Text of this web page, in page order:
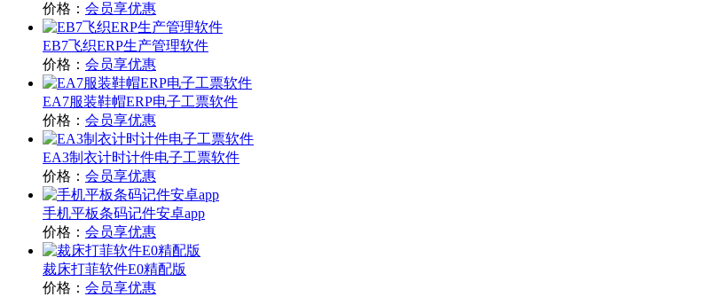
价格： 会员享优惠
EB7飞织ERP生产管理软件
价格： 会员享优惠
EA7服装鞋帽ERP电子工票软件
价格： 会员享优惠
EA3制衣计时计件电子工票软件
价格： 会员享优惠
手机平板条码记件安卓app
价格： 会员享优惠
裁床打菲软件E0精配版
价格： 会员享优惠